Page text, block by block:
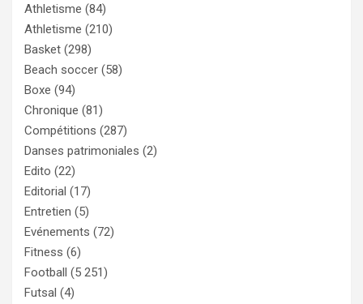
Athletisme (84)
Athletisme (210)
Basket (298)
Beach soccer (58)
Boxe (94)
Chronique (81)
Compétitions (287)
Danses patrimoniales (2)
Edito (22)
Editorial (17)
Entretien (5)
Evénements (72)
Fitness (6)
Football (5 251)
Futsal (4)